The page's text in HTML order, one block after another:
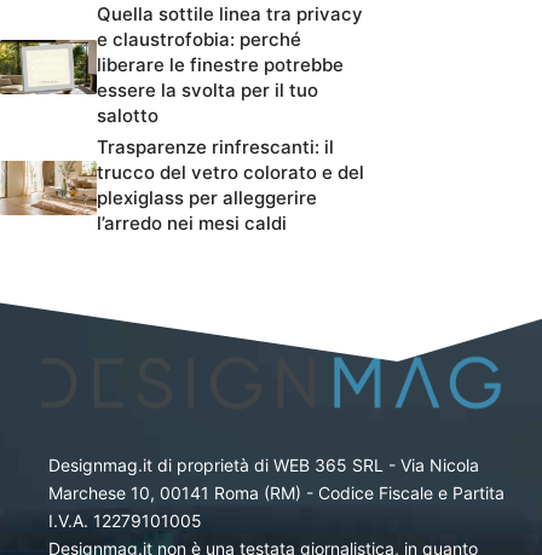
Quella sottile linea tra privacy
e claustrofobia: perché
liberare le finestre potrebbe
essere la svolta per il tuo
salotto
Trasparenze rinfrescanti: il
trucco del vetro colorato e del
plexiglass per alleggerire
l’arredo nei mesi caldi
Designmag.it di proprietà di WEB 365 SRL - Via Nicola
Marchese 10, 00141 Roma (RM) - Codice Fiscale e Partita
I.V.A. 12279101005
Designmag.it non è una testata giornalistica, in quanto